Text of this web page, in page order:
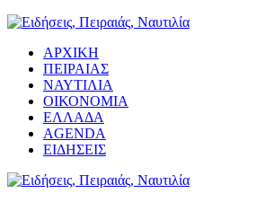
ΑΡΧΙΚΗ
ΠΕΙΡΑΙΑΣ
ΝΑΥΤΙΛΙΑ
ΟΙΚΟΝΟΜΙΑ
ΕΛΛΑΔΑ
AGENDA
ΕΙΔΗΣΕΙΣ